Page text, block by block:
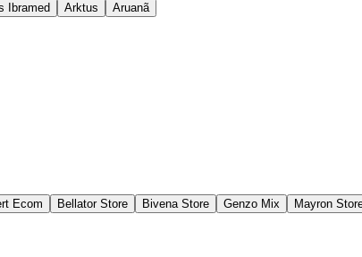
Ibramed Arktus Aruanã
Ecom Bellator Store Bivena Store Genzo Mix Mayron